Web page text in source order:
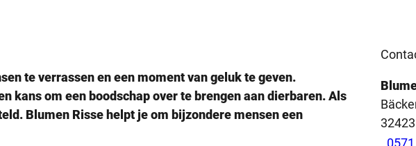
te verrassen en een moment van geluk te geven.
kans om een boodschap over te brengen aan dierbaren. Als
Blumen Risse helpt je om bijzondere mensen een
32423